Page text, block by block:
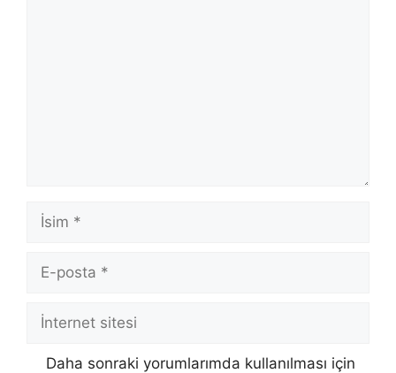
İsim
posta
İnternet
Daha sonraki yorumlarımda kullanılması için